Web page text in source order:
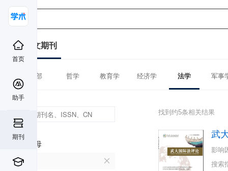
首页
助手
期刊
中文期刊
全部 哲学 教育学 经济学 法学 军事
首字母
W
找到约5条相关结果
武
影响
搜索